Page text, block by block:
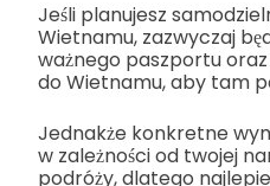
Jeśli planujesz
Wietnamu, zazwyczaj
ważnego paszportu
do Wietnamu, aby tam
Jednakże konkretne
w zależności od twojej
podróży, dlatego